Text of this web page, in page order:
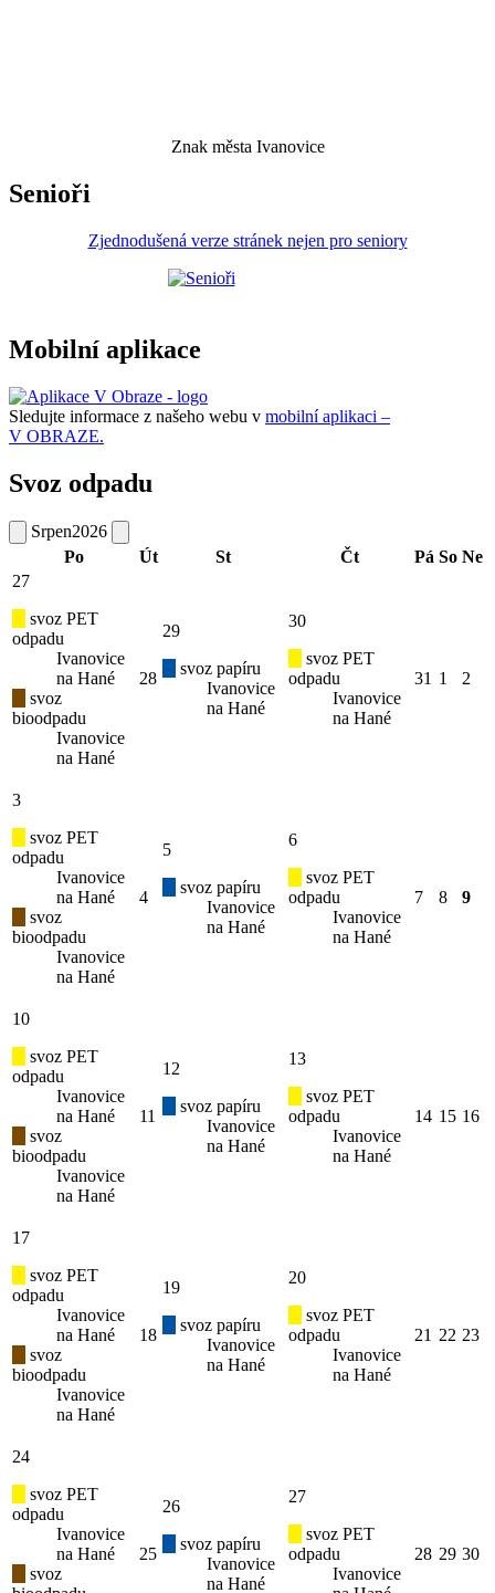
Znak města Ivanovice
Senioři
Zjednodušená verze stránek nejen pro seniory
Mobilní aplikace
Sledujte informace z našeho webu v mobilní aplikaci –
V OBRAZE.
Svoz odpadu
Srpen2026
Po
Út St Čt Pá So Ne
27
svoz PET
odpadu
Ivanovice
na Hané
svoz
bioodpadu
Ivanovice
na Hané
28
29
svoz papíru
Ivanovice
na Hané
30
svoz PET
odpadu
Ivanovice
na Hané
31 1 2
3
svoz PET
odpadu
Ivanovice
na Hané
svoz
bioodpadu
Ivanovice
na Hané
4
5
svoz papíru
Ivanovice
na Hané
6
svoz PET
odpadu
Ivanovice
na Hané
7 8 9
10
svoz PET
odpadu
Ivanovice
na Hané
svoz
bioodpadu
Ivanovice
na Hané
11
12
svoz papíru
Ivanovice
na Hané
13
svoz PET
odpadu
Ivanovice
na Hané
14 15 16
17
svoz PET
odpadu
Ivanovice
na Hané
svoz
bioodpadu
Ivanovice
na Hané
18
19
svoz papíru
Ivanovice
na Hané
20
svoz PET
odpadu
Ivanovice
na Hané
21 22 23
24
svoz PET
odpadu
Ivanovice
na Hané
svoz
25
26
svoz papíru
Ivanovice
na Hané
27
svoz PET
odpadu
Ivanovice
28 29 30